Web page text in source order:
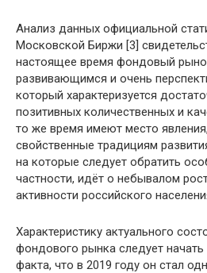
Анализ данных официальной
Московской Биржи [3]
настоящее время фондовый
развивающимся и очень
который характеризуется
позитивных количественных и
то же время имеют место
свойственные традициям
на которые следует обратить
частности, идёт о небывалом
активности российского
Характеристику актуального
фондового рынка следует начать
факта, что в 2019 году он стал